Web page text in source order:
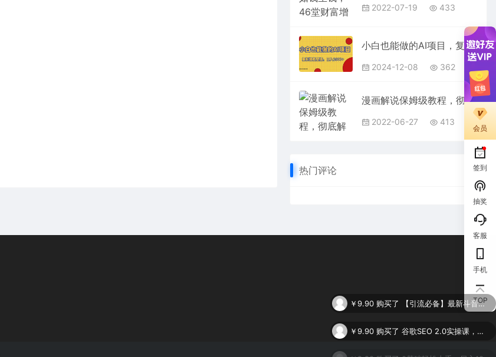
2022-07-19 433
小白也能做的AI项目，复制爆款壁纸，日入1000+
2024-12-08 362
漫画解说保姆级教程，彻底解决版权问题，轻松月入上万
2022-06-27 413
热门评论
会员
签到
抽奖
客服
手机
TOP
【引流必备】最新斗音全功能全自动引流脚本，解放双手自动引流精准粉